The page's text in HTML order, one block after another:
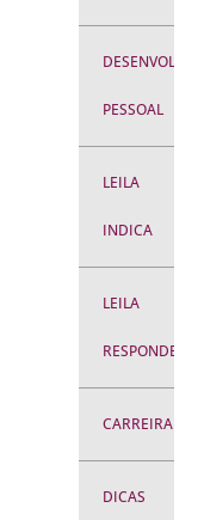
PESSOAL
LEILA
INDICA
LEILA
RESPONDE
CARREIRA
DICAS